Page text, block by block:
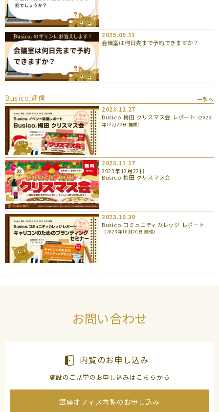
2025.09.11
会議室は何日先まで予約できますか？
Busico.通信
一覧へ
2023.12.27
Busico.梅田 クリスマス会 レポート
（2023
年12月22日 開催）
2023.11.17
2023年12月22日
Busico.梅田 クリスマス会
2023.10.30
Busico.コミュニティカレッジ レポート
（2023年10月20日 開催）
お問い合わせ
内覧のお申し込み
施設のご見学のお申し込みはこちらから
銀座オフィス内覧のお申し込み